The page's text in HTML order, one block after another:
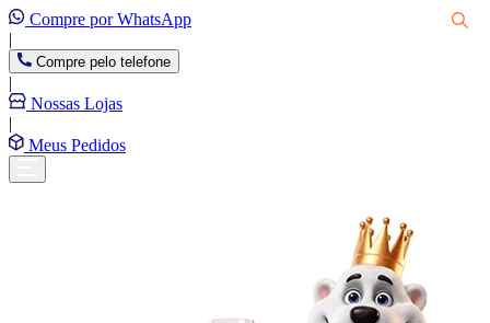
Compre por WhatsApp
|
Compre pelo telefone
|
Nossas Lojas
|
Meus Pedidos